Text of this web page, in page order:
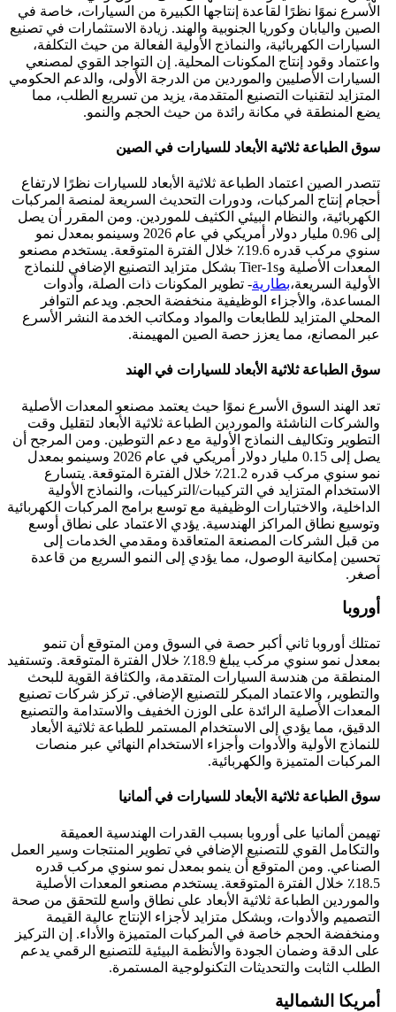
الأسرع نموًا نظرًا لقاعدة إنتاجها الكبيرة من السيارات، خاصة في
الصين واليابان وكوريا الجنوبية والهند. زيادة الاستثمارات في تصنيع
السيارات الكهربائية، والنماذج الأولية الفعالة من حيث التكلفة،
واعتماد وقود إنتاج المكونات المحلية. إن التواجد القوي لمصنعي
السيارات الأصليين والموردين من الدرجة الأولى، والدعم الحكومي
المتزايد لتقنيات التصنيع المتقدمة، يزيد من تسريع الطلب، مما
يضع المنطقة في مكانة رائدة من حيث الحجم والنمو.
سوق الطباعة ثلاثية الأبعاد للسيارات في الصين
تتصدر الصين اعتماد الطباعة ثلاثية الأبعاد للسيارات نظرًا لارتفاع
أحجام إنتاج المركبات، ودورات التحديث السريعة لمنصة المركبات
الكهربائية، والنظام البيئي الكثيف للموردين. ومن المقرر أن يصل
إلى 0.96 مليار دولار أمريكي في عام 2026 وسينمو بمعدل نمو
سنوي مركب قدره 19.6٪ خلال الفترة المتوقعة. يستخدم مصنعو
المعدات الأصلية وTier-1s بشكل متزايد التصنيع الإضافي للنماذج
الأولية السريعة،بطارية- تطوير المكونات ذات الصلة، وأدوات
المساعدة، والأجزاء الوظيفية منخفضة الحجم. ويدعم التوافر
المحلي المتزايد للطابعات والمواد ومكاتب الخدمة النشر الأسرع
عبر المصانع، مما يعزز حصة الصين المهيمنة.
سوق الطباعة ثلاثية الأبعاد للسيارات في الهند
تعد الهند السوق الأسرع نموًا حيث يعتمد مصنعو المعدات الأصلية
والشركات الناشئة والموردين الطباعة ثلاثية الأبعاد لتقليل وقت
التطوير وتكاليف النماذج الأولية مع دعم التوطين. ومن المرجح أن
يصل إلى 0.15 مليار دولار أمريكي في عام 2026 وسينمو بمعدل
نمو سنوي مركب قدره 21.2٪ خلال الفترة المتوقعة. يتسارع
الاستخدام المتزايد في التركيبات/التركيبات، والنماذج الأولية
الداخلية، والاختبارات الوظيفية مع توسع برامج المركبات الكهربائية
وتوسيع نطاق المراكز الهندسية. يؤدي الاعتماد على نطاق أوسع
من قبل الشركات المصنعة المتعاقدة ومقدمي الخدمات إلى
تحسين إمكانية الوصول، مما يؤدي إلى النمو السريع من قاعدة
أصغر.
أوروبا
تمتلك أوروبا ثاني أكبر حصة في السوق ومن المتوقع أن تنمو
بمعدل نمو سنوي مركب يبلغ 18.9٪ خلال الفترة المتوقعة. وتستفيد
المنطقة من هندسة السيارات المتقدمة، والكثافة القوية للبحث
والتطوير، والاعتماد المبكر للتصنيع الإضافي. تركز شركات تصنيع
المعدات الأصلية الرائدة على الوزن الخفيف والاستدامة والتصنيع
الدقيق، مما يؤدي إلى الاستخدام المستمر للطباعة ثلاثية الأبعاد
للنماذج الأولية والأدوات وأجزاء الاستخدام النهائي عبر منصات
المركبات المتميزة والكهربائية.
سوق الطباعة ثلاثية الأبعاد للسيارات في ألمانيا
تهيمن ألمانيا على أوروبا بسبب القدرات الهندسية العميقة
والتكامل القوي للتصنيع الإضافي في تطوير المنتجات وسير العمل
الصناعي. ومن المتوقع أن ينمو بمعدل نمو سنوي مركب قدره
18.5٪ خلال الفترة المتوقعة. يستخدم مصنعو المعدات الأصلية
والموردين الطباعة ثلاثية الأبعاد على نطاق واسع للتحقق من صحة
التصميم والأدوات، وبشكل متزايد لأجزاء الإنتاج عالية القيمة
ومنخفضة الحجم خاصة في المركبات المتميزة والأداء. إن التركيز
على الدقة وضمان الجودة والأنظمة البيئية للتصنيع الرقمي يدعم
الطلب الثابت والتحديثات التكنولوجية المستمرة.
أمريكا الشمالية